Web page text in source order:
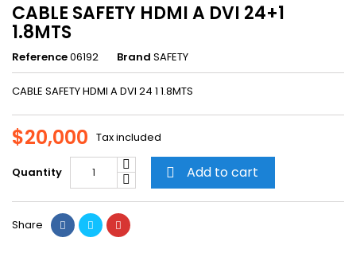
CABLE SAFETY HDMI A DVI 24+1
1.8MTS
Reference06192 Brand SAFETY
CABLE SAFETY HDMI A DVI 24 1 1.8MTS
$20,000 Tax included
Quantity  Add to cart
Share